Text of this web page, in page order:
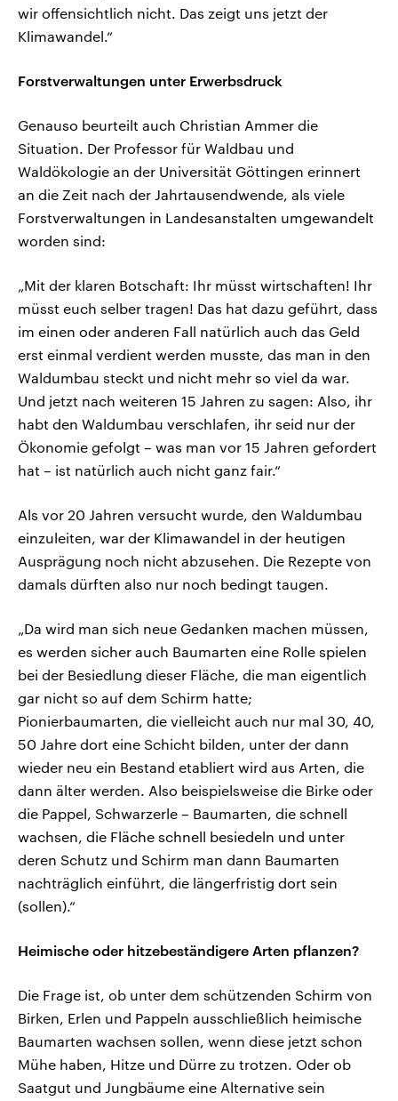
wir offensichtlich nicht. Das zeigt uns jetzt der
Klimawandel.“
Forstverwaltungen unter Erwerbsdruck
Genauso beurteilt auch Christian Ammer die
Situation. Der Professor für Waldbau und
Waldökologie an der Universität Göttingen erinnert
an die Zeit nach der Jahrtausendwende, als viele
Forstverwaltungen in Landesanstalten umgewandelt
worden sind:
„Mit der klaren Botschaft: Ihr müsst wirtschaften! Ihr
müsst euch selber tragen! Das hat dazu geführt, dass
im einen oder anderen Fall natürlich auch das Geld
erst einmal verdient werden musste, das man in den
Waldumbau steckt und nicht mehr so viel da war.
Und jetzt nach weiteren 15 Jahren zu sagen: Also, ihr
habt den Waldumbau verschlafen, ihr seid nur der
Ökonomie gefolgt – was man vor 15 Jahren gefordert
hat – ist natürlich auch nicht ganz fair.“
Als vor 20 Jahren versucht wurde, den Waldumbau
einzuleiten, war der Klimawandel in der heutigen
Ausprägung noch nicht abzusehen. Die Rezepte von
damals dürften also nur noch bedingt taugen.
„Da wird man sich neue Gedanken machen müssen,
es werden sicher auch Baumarten eine Rolle spielen
bei der Besiedlung dieser Fläche, die man eigentlich
gar nicht so auf dem Schirm hatte;
Pionierbaumarten, die vielleicht auch nur mal 30, 40,
50 Jahre dort eine Schicht bilden, unter der dann
wieder neu ein Bestand etabliert wird aus Arten, die
dann älter werden. Also beispielsweise die Birke oder
die Pappel, Schwarzerle – Baumarten, die schnell
wachsen, die Fläche schnell besiedeln und unter
deren Schutz und Schirm man dann Baumarten
nachträglich einführt, die längerfristig dort sein
(sollen).“
Heimische oder hitzebeständigere Arten pflanzen?
Die Frage ist, ob unter dem schützenden Schirm von
Birken, Erlen und Pappeln ausschließlich heimische
Baumarten wachsen sollen, wenn diese jetzt schon
Mühe haben, Hitze und Dürre zu trotzen. Oder ob
Saatgut und Jungbäume eine Alternative sein